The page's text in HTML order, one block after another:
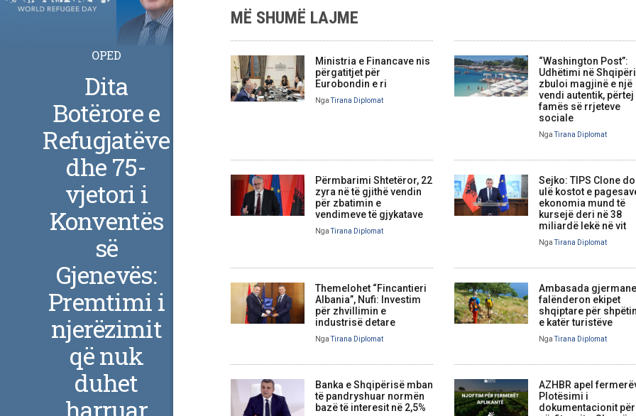
MË SHUMË LAJME
Ministria e Financave nis
përgatitjet për
Eurobondin e ri
NgaTirana Diplomat
“Washington Post”:
Udhëtimi në
zbuloi magjinë e një
vendi autentik, përtej
famës së rrjeteve
sociale
NgaTirana Diplomat
Përmbarimi Shtetëror, 22
zyra në të gjithë vendin
për zbatimin e
vendimeve të gjykatave
NgaTirana Diplomat
Sejko: TIPS Clone
ulë kostot e
ekonomia mund të
kursejë deri në 38
miliardë lekë në vit
NgaTirana Diplomat
Themelohet “Fincantieri
Albania”, Nufi: Investim
për zhvillimin e
industrisë detare
NgaTirana Diplomat
Ambasada gjermane
falënderon ekipet
shqiptare për
e katër turistëve
NgaTirana Diplomat
Banka e Shqipërisë mban
të pandryshuar normën
bazë të interesit në 2,5%
AZHBR apel
Plotësimi i
dokumentacionit për
OPED
Dita
Botërore e
Refugjatëve
dhe 75-
vjetori i
Konventës
së
Gjenevës:
Premtimi i
njerëzimit
që nuk
duhet
harruar